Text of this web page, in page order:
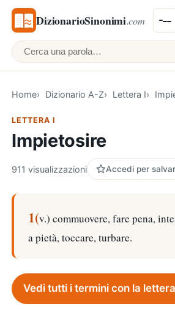
DizionarioSinonimi.com
Cerca una parola
Home Dizionario A-Z Lettera I
LETTERA I
Impietosire
911 visualizzazioni Accedi per
1(v.) commuovere, fare pena,
a pietà, toccare, turbare.
Vedi tutti i termini con la